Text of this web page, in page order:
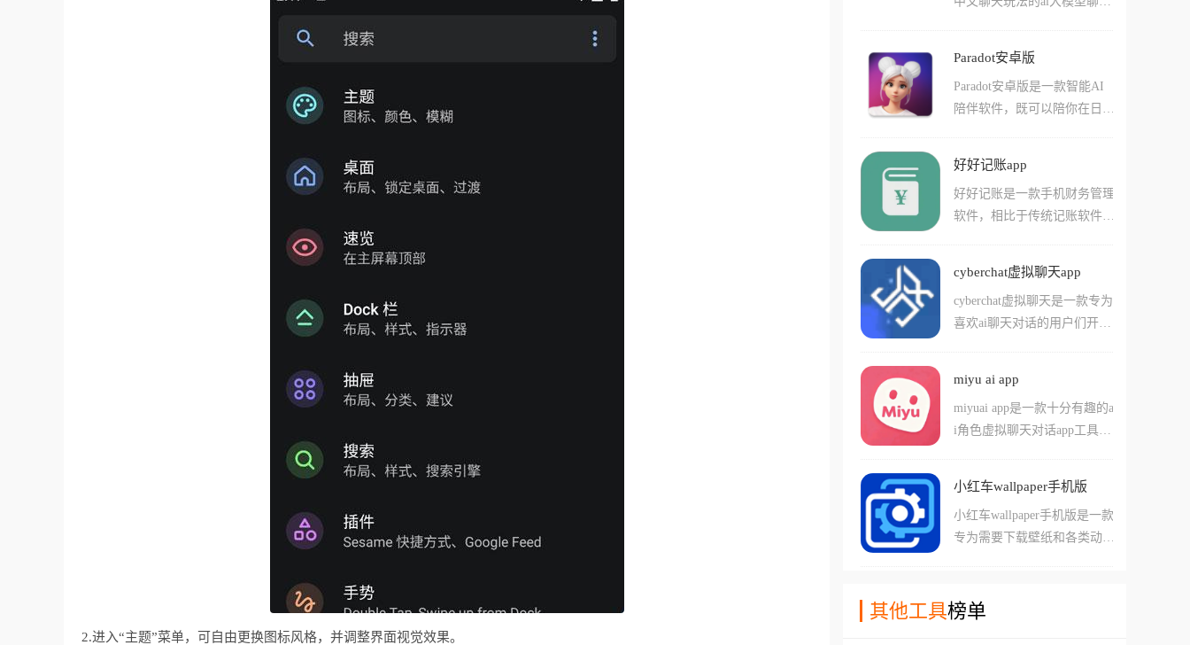
2.进入“主题”菜单，可自由更换图标风格，并调整界面视觉效果。
贴心的使用方法和场景哦!
无需联网也能生成高质量图
的风险。LocalDream针对高通
持CPU/NPU/GPU多种运行模
式,提供文本生图、图生图、
调节,即便没有专业绘画基础
的进行虚拟聊天。这里有着许
多不同种类的ai智能体角色，
不管是你喜欢的动漫角色还是
轻松的和他们的智能体进行对
角色，当然也可以选择使用软
件当中的ai原创角色功能哦!
Paradot安卓版
Paradot安卓版是一款智能AI
陪伴软件，既可以陪你在日常
色的外观、性格、性别等细
节，软件提供了海量素材库可
以挑选。你可以和AI进行多种
还能帮你规划日程和任务。Pa
住你们之间的对话内容，随着
时间推移建立独一无二的羁
工作助手，这个多功能智能化
好好记账app
好好记账是一款手机财务管理
软件，相比于传统记账软件需
账系统，它能精准识别微信、
支付宝、云闪付的支付回调，
支付完成后秒级生成账单，配
cyberchat虚拟聊天app
cyberchat虚拟聊天是一款专为
喜欢ai聊天对话的用户们开发
喜爱的不同虚拟对象进行互动
对话，还能体验到特别高自由
度的ai创作乐趣，包括能够直
够导入其他人制作的ai角色成
由度都很高，而且还支持用户
们使用包括立绘在内的一系列
miyu ai app
miyuai app是一款十分有趣的a
i角色虚拟聊天对话app工具，
和多个不同的虚拟角色进行聊
天，在游戏中用户们能够选择
自己创作不同类型的ai角色，
些角色不满意的话，还可以直
小红车wallpaper手机版
小红车wallpaper手机版是一款
专为需要下载壁纸和各类动态
软件在pc端就很受欢迎，在手
其他工具榜单